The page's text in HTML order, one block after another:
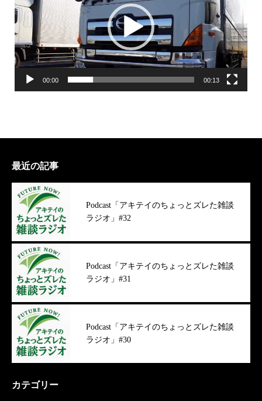
ヤ
ー
00:00 00:13
最近の記事
Podcast「アキテイのちょっとズレた雑談
ラジオ」#32
Podcast「アキテイのちょっとズレた雑談
ラジオ」#31
Podcast「アキテイのちょっとズレた雑談
ラジオ」#30
カテゴリー